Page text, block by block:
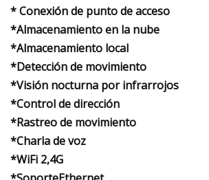
* Conexión de punto de acceso
*Almacenamiento en la nube
*Almacenamiento local
*Detección de movimiento
*Visión nocturna por infrarrojos
*Control de dirección
*Rastreo de movimiento
*Charla de voz
*WiFi 2,4G